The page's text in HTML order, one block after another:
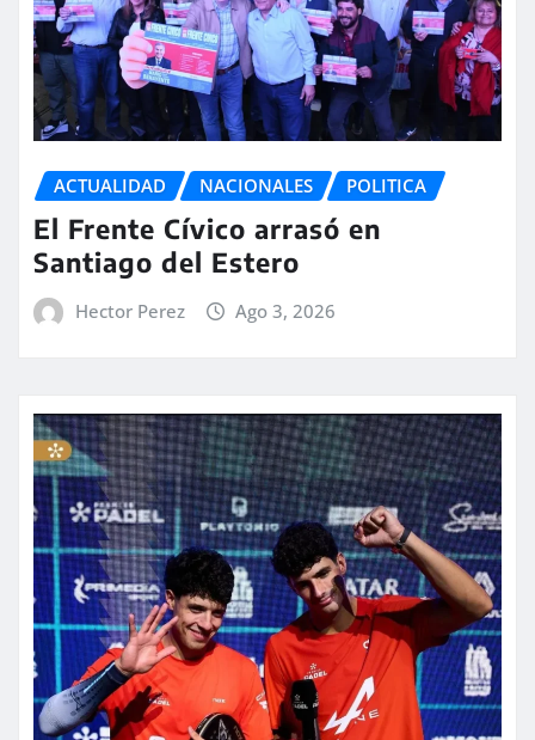
ACTUALIDAD NACIONALES POLITICA
El Frente Cívico arrasó en
Santiago del Estero
Hector Perez Ago 3, 2026